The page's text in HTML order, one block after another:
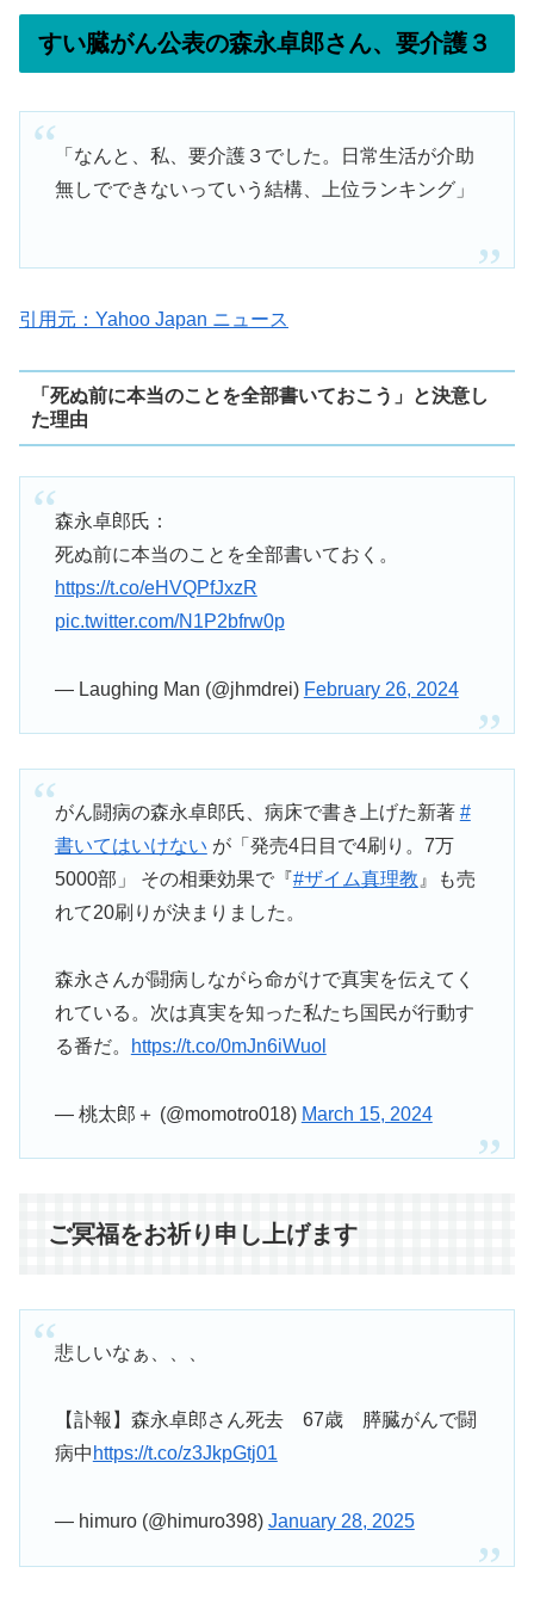
すい臓がん公表の森永卓郎さん、要介護３
「なんと、私、要介護３でした。日常生活が介助
無しでできないっていう結構、上位ランキング」
引用元：Yahoo Japan ニュース
「死ぬ前に本当のことを全部書いておこう」と決意し
た理由
森永卓郎氏：
死ぬ前に本当のことを全部書いておく。
https://t.co/eHVQPfJxzR
pic.twitter.com/N1P2bfrw0p
— Laughing Man (@jhmdrei) February 26, 2024
がん闘病の森永卓郎氏、病床で書き上げた新著 #
書いてはいけない が「発売4日目で4刷り。7万
5000部」 その相乗効果で『#ザイム真理教 』も売
れて20刷りが決まりました。
森永さんが闘病しながら命がけで真実を伝えてく
れている。次は真実を知った私たち国民が行動す
る番だ。
https://t.co/0mJn6iWuol
— 桃太郎＋ (@momotro018) March 15, 2024
ご冥福をお祈り申し上げます
悲しいなぁ、、、
【訃報】森永卓郎さん死去 67歳 膵臓がんで闘
病中 https://t.co/z3JkpGtj01
— himuro (@himuro398) January 28, 2025